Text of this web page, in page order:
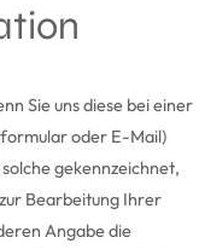
Sie uns diese bei einer
oder E-Mail)
gekennzeichnet,
Bearbeitung Ihrer
Angabe die